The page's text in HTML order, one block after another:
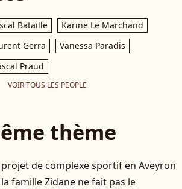
Bataille
Karine Le Marchand
Gerra
Vanessa Paradis
Praud
VOIR TOUS LES PEOPLE
thème
projet de complexe sportif en Aveyron
famille Zidane ne fait pas le